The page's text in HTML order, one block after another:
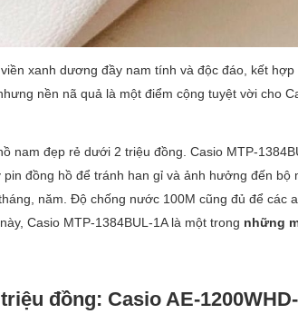
xanh dương đầy nam tính và độc đáo, kết hợp
nền nã quả là một điểm cộng tuyệt vời cho
nam đẹp rẻ dưới 2 triệu đồng. Casio MTP-
đồng hồ để tránh han gỉ và ảnh hưởng đến bộ
năm. Độ chống nước 100M cũng đủ để các
Casio MTP-1384BUL-1A là một trong những
đồng: Casio AE-